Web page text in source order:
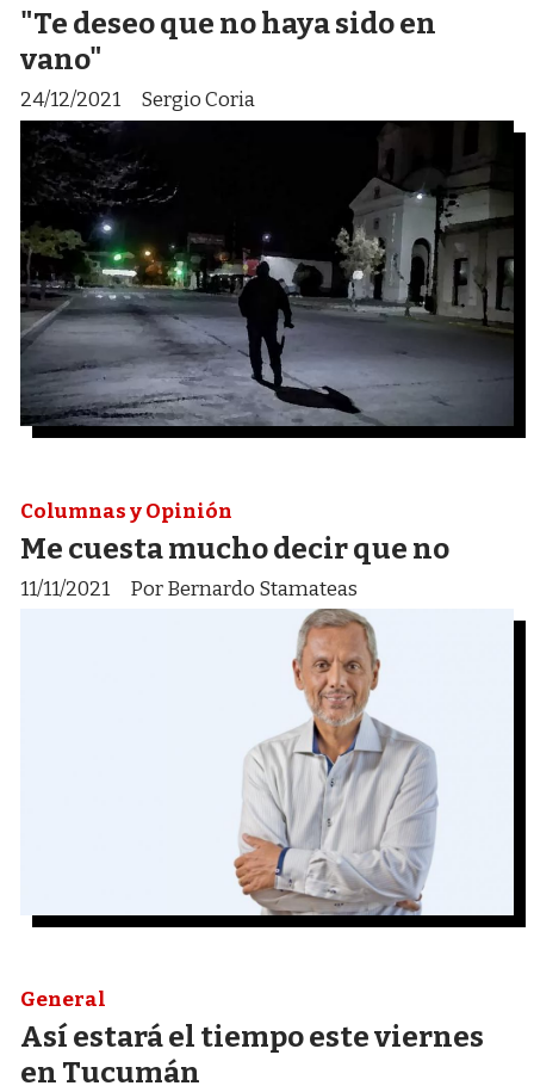
"Te deseo que no haya sido en
vano"
Sergio Coria
24/12/2021
Me cuesta mucho decir que no
Por Bernardo Stamateas
Columnas y Opinión
11/11/2021
Así estará el tiempo este viernes
en Tucumán
General